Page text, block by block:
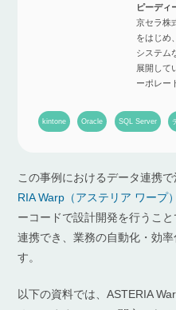
ピーディ
京セラ株
をはじめ
システム
展開して
ーポレー
kintone Oracle SQL Server
この事例におけるデータ連携
RIA Warp（アステリア ワープ）
ーコードで設計開発を行うこ
連携でき、業務の⾃動化・効
す。
以下の資料では、ASTERIA